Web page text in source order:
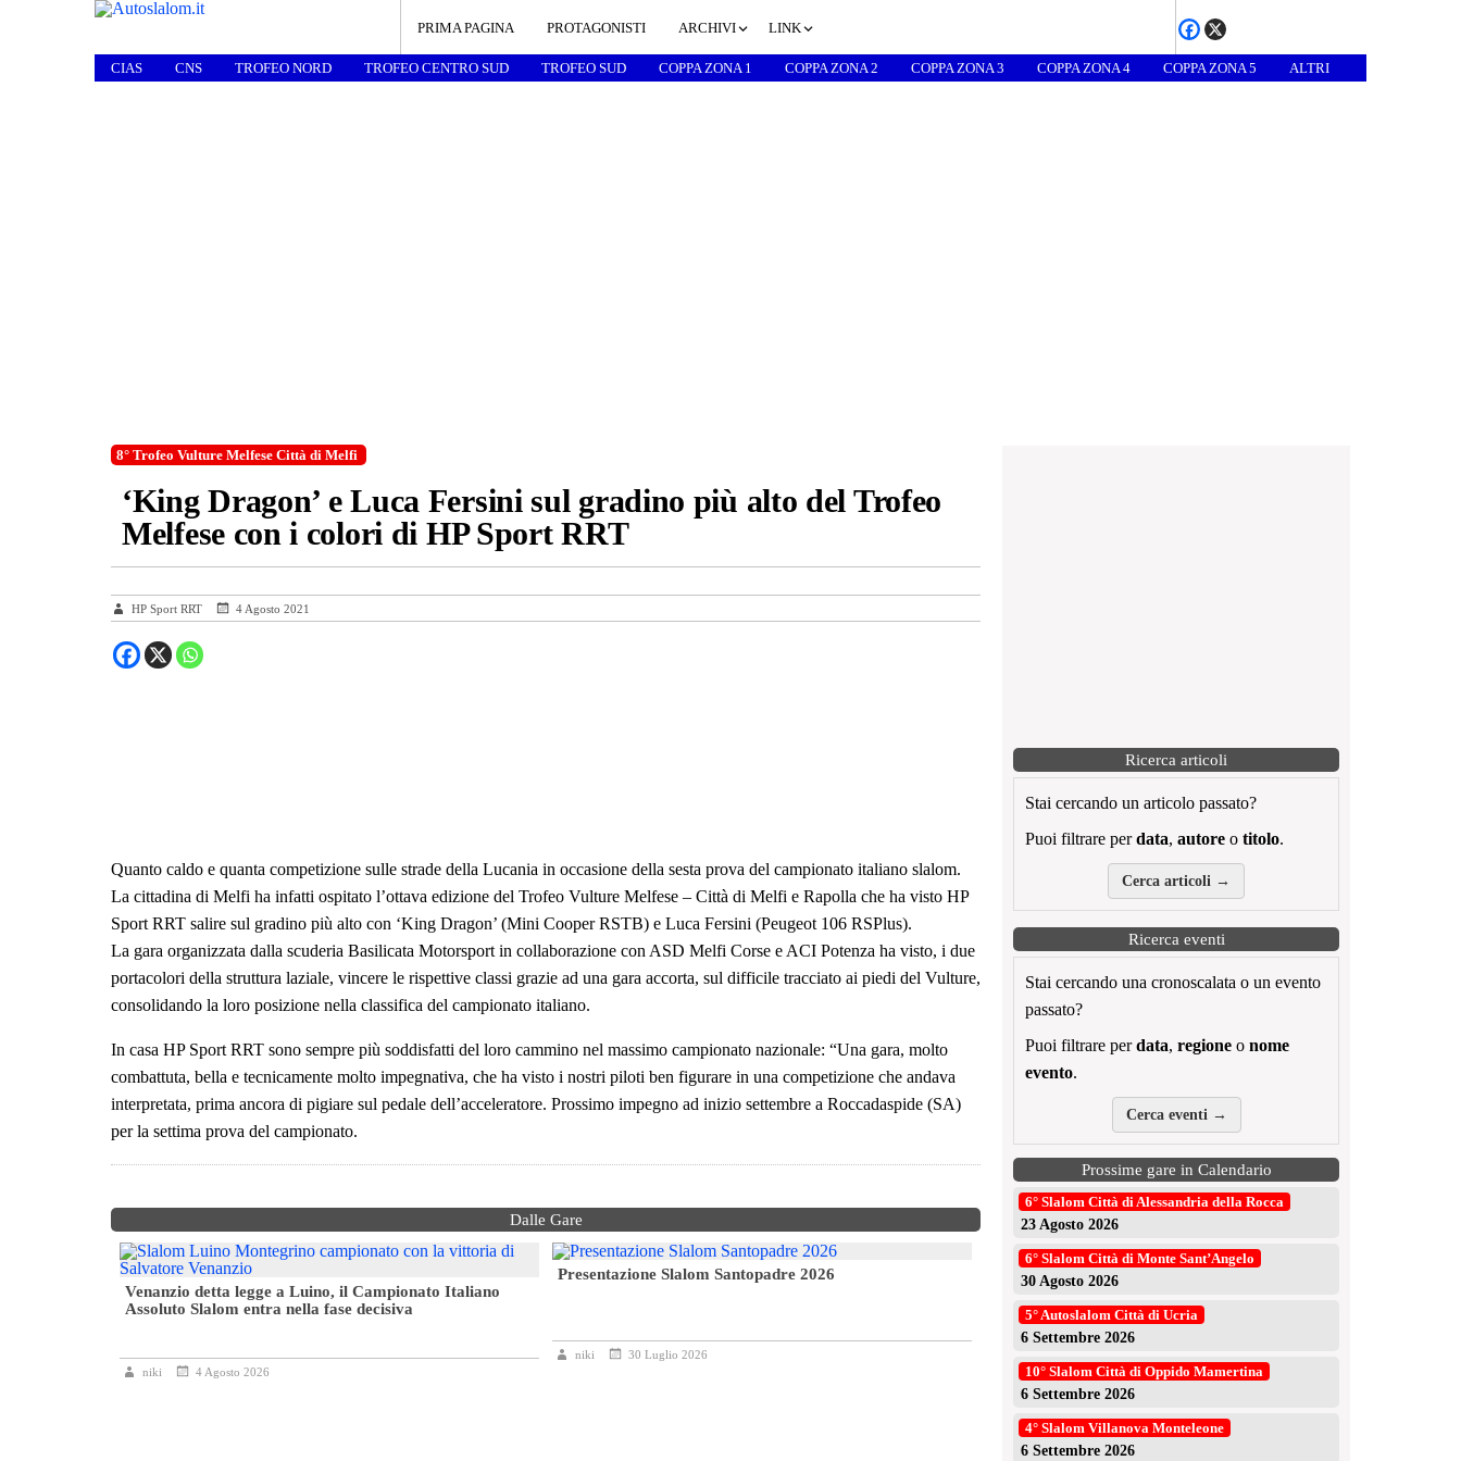
PRIMA PAGINA PROTAGONISTI ARCHIVI LINK
CIAS CNS TROFEO NORD TROFEO CENTRO SUD TROFEO SUD COPPA ZONA 1 COPPA ZONA 2 COPPA ZONA 3 COPPA ZONA 4 COPPA ZONA 5 ALTRI
8° Trofeo Vulture Melfese Città di Melfi
‘King Dragon’ e Luca Fersini sul gradino più alto del Trofeo
Melfese con i colori di HP Sport RRT
HP Sport RRT 4 Agosto 2021
Quanto caldo e quanta competizione sulle strade della Lucania in occasione della sesta prova del campionato italiano slalom.
La cittadina di Melfi ha infatti ospitato l’ottava edizione del Trofeo Vulture Melfese – Città di Melfi e Rapolla che ha visto HP
Sport RRT salire sul gradino più alto con ‘King Dragon’ (Mini Cooper RSTB) e Luca Fersini (Peugeot 106 RSPlus).
La gara organizzata dalla scuderia Basilicata Motorsport in collaborazione con ASD Melfi Corse e ACI Potenza ha visto, i due
portacolori della struttura laziale, vincere le rispettive classi grazie ad una gara accorta, sul difficile tracciato ai piedi del Vulture,
consolidando la loro posizione nella classifica del campionato italiano.
In casa HP Sport RRT sono sempre più soddisfatti del loro cammino nel massimo campionato nazionale: “Una gara, molto
combattuta, bella e tecnicamente molto impegnativa, che ha visto i nostri piloti ben figurare in una competizione che andava
interpretata, prima ancora di pigiare sul pedale dell’acceleratore. Prossimo impegno ad inizio settembre a Roccadaspide (SA)
per la settima prova del campionato.
Dalle Gare
Venanzio detta legge a Luino, il Campionato Italiano
Assoluto Slalom entra nella fase decisiva
niki 4 Agosto 2026
Presentazione Slalom Santopadre 2026
niki 30 Luglio 2026
Ricerca articoli
Stai cercando un articolo passato?
Puoi filtrare perdata, autore o titolo.
Cerca articoli →
Ricerca eventi
Stai cercando una cronoscalata o un evento
passato?
Puoi filtrare perdata, regione o nome
evento.
Cerca eventi →
Prossime gare in Calendario
6° Slalom Città di Alessandria della Rocca
23 Agosto 2026
6° Slalom Città di Monte Sant’Angelo
30 Agosto 2026
5° Autoslalom Città di Ucria
6 Settembre 2026
10° Slalom Città di Oppido Mamertina
6 Settembre 2026
4° Slalom Villanova Monteleone
6 Settembre 2026